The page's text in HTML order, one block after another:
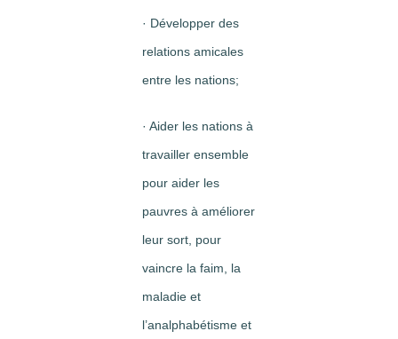
· Développer des
relations amicales
entre les nations;
· Aider les nations à
travailler ensemble
pour aider les
pauvres à améliorer
leur sort, pour
vaincre la faim, la
maladie et
l’analphabétisme et